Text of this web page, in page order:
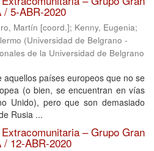
/ 5-ABR-2020
Martín [coord.]; Kenny, Eugenia;
(Universidad de Belgrano -
de la Universidad de Belgrano
aquellos países europeos que no se
(o bien, se encuentran en vías
Unido), pero que son demasiado
Rusia ...
– Grupo Gran
/ 12-ABR-2020